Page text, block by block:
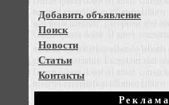
Добавить объявление
Поиск
Новости
Статьи
Контакты
Реклама